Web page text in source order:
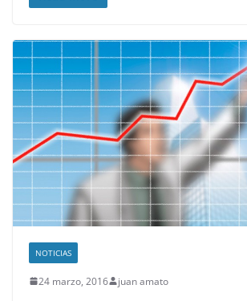
NOTICIAS
24 marzo, 2016 juan amato